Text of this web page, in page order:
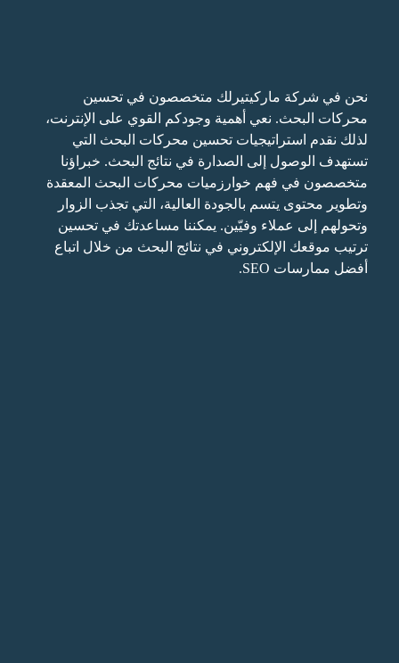
نحن في شركة ماركيتيرلك متخصصون في تحسين
محركات البحث. نعي أهمية وجودكم القوي على الإنترنت،
لذلك نقدم استراتيجيات تحسين محركات البحث التي
تستهدف الوصول إلى الصدارة في نتائج البحث. خبراؤنا
متخصصون في فهم خوارزميات محركات البحث المعقدة
وتطوير محتوى يتسم بالجودة العالية، التي تجذب الزوار
وتحولهم إلى عملاء وفيّين. يمكننا مساعدتك في تحسين
ترتيب موقعك الإلكتروني في نتائج البحث من خلال اتباع
أفضل ممارسات SEO.